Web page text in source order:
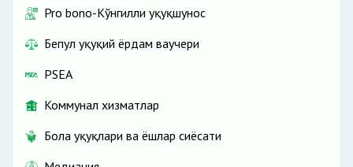
Pro bono-Кўнгилли ҳуқуқшунос
Бепул ҳуқуқий ёрдам ваучери
PSEA
Коммунал хизматлар
Бола ҳуқуқлари ва ёшлар сиёсати